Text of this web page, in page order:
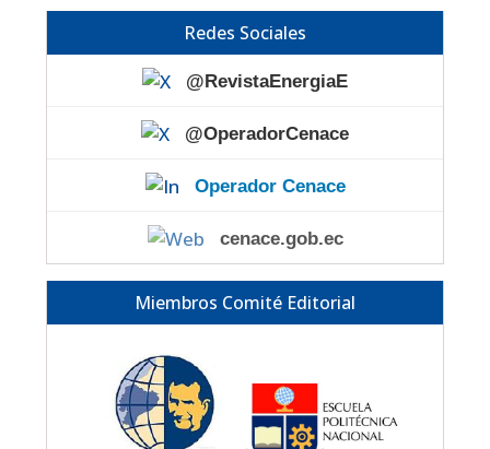
Redes Sociales
@RevistaEnergiaE
@OperadorCenace
Operador Cenace
cenace.gob.ec
Miembros Comité Editorial